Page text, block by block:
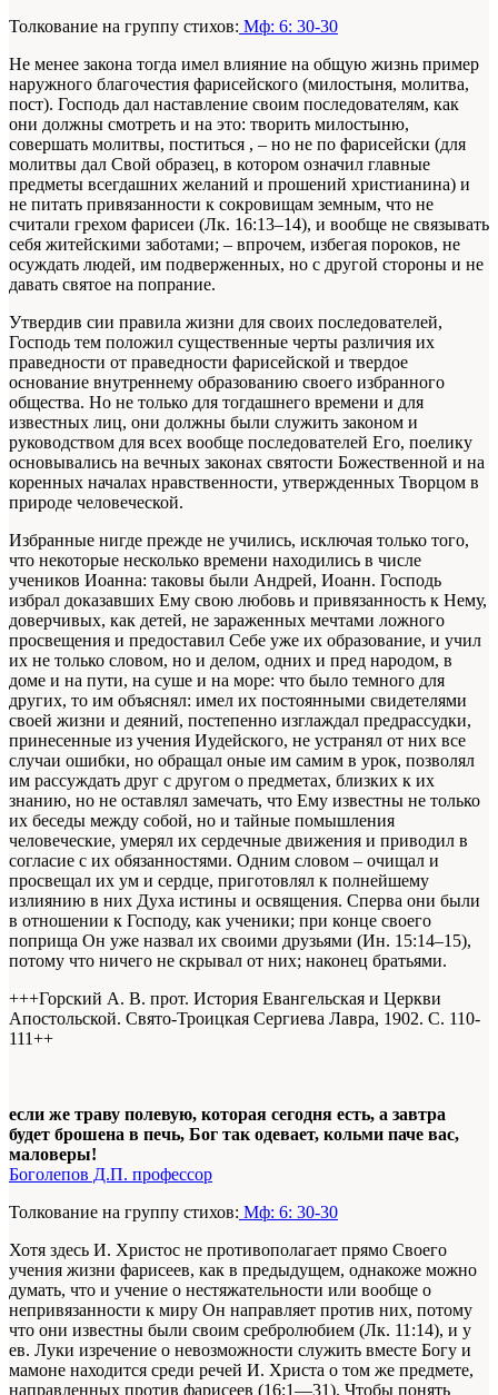
Толкование на группу стихов: Мф: 6: 30-30
Не менее закона тогда имел влияние на общую жизнь пример
наружного благочестия фарисейского (милостыня, молитва,
пост). Господь дал наставление своим последователям, как
они должны смотреть и на это: творить милостыню,
совершать молитвы, поститься , – но не по фарисейски (для
молитвы дал Свой образец, в котором означил главные
предметы всегдашних желаний и прошений христианина) и
не питать привязанности к сокровищам земным, что не
считали грехом фарисеи (Лк. 16:13–14), и вообще не связывать
себя житейскими заботами; – впрочем, избегая пороков, не
осуждать людей, им подверженных, но с другой стороны и не
давать святое на попрание.
Утвердив сии правила жизни для своих последователей,
Господь тем положил существенные черты различия их
праведности от праведности фарисейской и твердое
основание внутреннему образованию своего избранного
общества. Но не только для тогдашнего времени и для
известных лиц, они должны были служить законом и
руководством для всех вообще последователей Его, поелику
основывались на вечных законах святости Божественной и на
коренных началах нравственности, утвержденных Творцом в
природе человеческой.
Избранные нигде прежде не учились, исключая только того,
что некоторые несколько времени находились в числе
учеников Иоанна: таковы были Андрей, Иоанн. Господь
избрал доказавших Ему свою любовь и привязанность к Нему,
доверчивых, как детей, не зараженных мечтами ложного
просвещения и предоставил Себе уже их образование, и учил
их не только словом, но и делом, одних и пред народом, в
доме и на пути, на суше и на море: что было темного для
других, то им объяснял: имел их постоянными свидетелями
своей жизни и деяний, постепенно изглаждал предрассудки,
принесенные из учения Иудейского, не устранял от них все
случаи ошибки, но обращал оные им самим в урок, позволял
им рассуждать друг с другом о предметах, близких к их
знанию, но не оставлял замечать, что Ему известны не только
их беседы между собой, но и тайные помышления
человеческие, умерял их сердечные движения и приводил в
согласие с их обязанностями. Одним словом – очищал и
просвещал их ум и сердце, приготовлял к полнейшему
излиянию в них Духа истины и освящения. Сперва они были
в отношении к Господу, как ученики; при конце своего
поприща Он уже назвал их своими друзьями (Ин. 15:14–15),
потому что ничего не скрывал от них; наконец братьями.
+++Горский А. В. прот. История Евангельская и Церкви
Апостольской. Свято-Троицкая Сергиева Лавра, 1902. С. 110-
111++
если же траву полевую, которая сегодня есть, а завтра
будет брошена в печь, Бог так одевает, кольми паче вас,
маловеры!
Боголепов Д.П. профессор
Толкование на группу стихов: Мф: 6: 30-30
Хотя здесь И. Христос не противополагает прямо Своего
учения жизни фарисеев, как в предыдущем, однакоже можно
думать, что и учение о нестяжательности или вообще о
непривязанности к миру Он направляет против них, потому
что они известны были своим сребролюбием (Лк. 11:14), и у
ев. Луки изречение о невозможности служить вместе Богу и
мамоне находится среди речей И. Христа о том же предмете,
направленных против фарисеев (16:1—31). Чтобы понять